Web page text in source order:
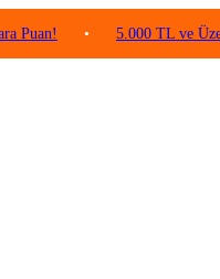
• 5.000 TL ve Üzeri